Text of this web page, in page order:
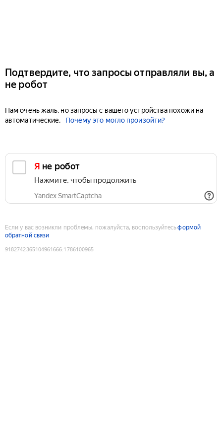
Подтвердите, что запросы отправляли вы, а
не робот
Нам очень жаль, но запросы с вашего устройства похожи на
автоматические.
Почему это могло произойти?
Я не робот
Нажмите, чтобы продолжить
Yandex SmartCaptcha
Если у вас возникли проблемы, пожалуйста, воспользуйтесьформой
обратной связи
9182742365104961666:1786100965